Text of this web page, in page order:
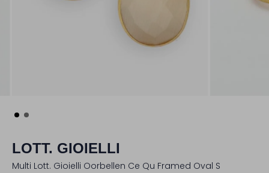
LOTT. GIOIELLI
Multi Lott. Gioielli Oorbellen Ce Qu Framed Oval S